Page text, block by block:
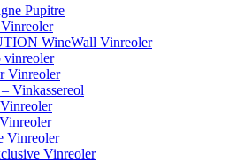
Pupitre
WineWall Vinreoler
vinreoler
Vinreoler
Vinkassereol
Vinreoler
Vinreoler